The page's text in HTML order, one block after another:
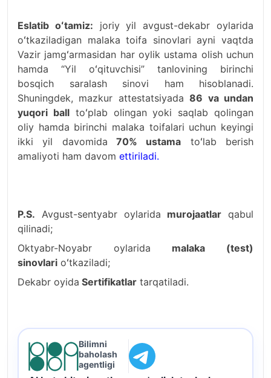
Eslatib oʻtamiz: joriy yil avgust-dekabr oylarida
oʻtkaziladigan malaka toifa sinovlari ayni vaqtda
Vazir jamgʻarmasidan har oylik ustama olish uchun
hamda “Yil oʻqituvchisi” tanlovining birinchi
bosqich saralash sinovi ham hisoblanadi.
Shuningdek, mazkur attestatsiyada86 va undan
yuqori balltoʻplab olingan yoki saqlab qolingan
oliy hamda birinchi malaka toifalari uchun keyingi
ikki yil davomida 70% ustama toʻlab berish
amaliyoti ham davom ettiriladi.
P.S. Avgust-sentyabr oylarida murojaatlar qabul
qilinadi;
Oktyabr-Noyabr oylarida malaka (test)
sinovlari oʻtkaziladi;
Dekabr oyida Sertifikatlar tarqatiladi.
Bilimni
baholash
agentligi